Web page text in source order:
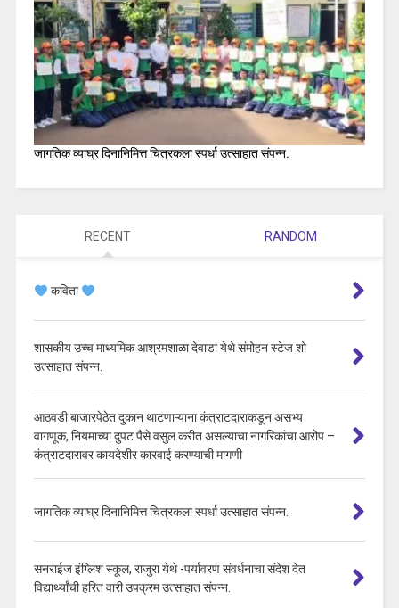
जागतिक व्याघ्र दिनानिमित्त चित्रकला स्पर्धा उत्साहात संपन्न.
RECENT RANDOM
कविता
शासकीय उच्च माध्यमिक आश्रमशाळा देवाडा येथे संमोहन स्टेज शो
उत्साहात संपन्न.
आठवडी बाजारपेठेत दुकान थाटणाऱ्याना कंत्राटदाराकडून असभ्य
वागणूक, नियमाच्या दुपट पैसे वसुल करीत असल्याचा नागरिकांचा आरोप –
कंत्राटदारावर कायदेशीर कारवाई करण्याची मागणी
जागतिक व्याघ्र दिनानिमित्त चित्रकला स्पर्धा उत्साहात संपन्न.
सनराईज इंग्लिश स्कूल, राजुरा येथे -पर्यावरण संवर्धनाचा संदेश देत
विद्यार्थ्यांची हरित वारी उपक्रम उत्साहात संपन्न.